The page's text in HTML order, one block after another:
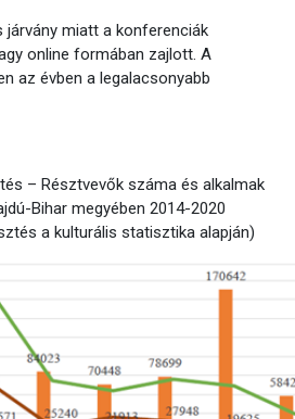
járvány miatt a konferenciák
online formában zajlott. A
az évben a legalacsonyabb
– Résztvevők száma és alkalmak
Bihar megyében 2014-2020
a kulturális statisztika alapján)